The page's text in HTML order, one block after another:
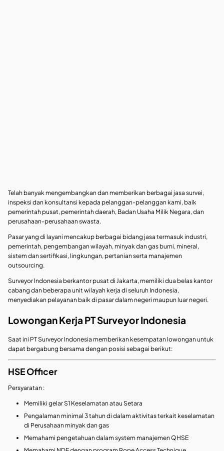
Telah banyak mengembangkan dan memberikan berbagai jasa survei,
inspeksi dan konsultansi kepada pelanggan-pelanggan kami, baik
pemerintah pusat, pemerintah daerah, Badan Usaha Milik Negara, dan
perusahaan-perusahaan swasta.
Pasar yang di layani mencakup berbagai bidang jasa termasuk industri,
pemerintah, pengembangan wilayah, minyak dan gas bumi, mineral,
sistem dan sertifikasi, lingkungan, pertanian serta manajemen
outsourcing.
Surveyor Indonesia berkantor pusat di Jakarta, memiliki dua belas kantor
cabang dan beberapa unit wilayah kerja di seluruh Indonesia,
menyediakan pelayanan baik di pasar dalam negeri maupun luar negeri.
Lowongan Kerja PT Surveyor Indonesia
Saat ini PT Surveyor Indonesia memberikan kesempatan lowongan untuk
dapat bergabung bersama dengan posisi sebagai berikut:
HSE Officer
Persyaratan :
Memiliki gelar S1 Keselamatan atau Setara
Pengalaman minimal 3 tahun di dalam aktivitas terkait keselamatan
di Perusahaan minyak dan gas
Memahami pengetahuan dalam system manajemen QHSE